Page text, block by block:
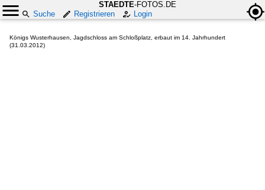
STAEDTE-FOTOS.DE
Suche
Registrieren Login
Königs Wusterhausen, Jagdschloss am Schloßplatz, erbaut im 14. Jahrhundert
(31.03.2012)